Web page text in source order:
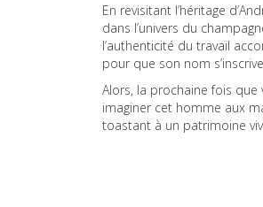
En revisitant l’héritage
dans l’univers du
l’authenticité du travail
pour que son nom
Alors, la prochaine fois
imaginer cet homme aux
toastant à un patrimoine